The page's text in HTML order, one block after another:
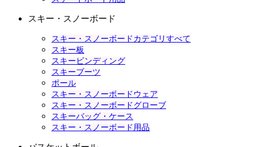
スキー・スノーボード
スキー・スノーボードカテゴリすべて
スキー板
スキービンディング
スキーブーツ
ポール
スキー・スノーボードウェア
スキー・スノーボードグローブ
スキーバッグ・ケース
スキー・スノーボード用品